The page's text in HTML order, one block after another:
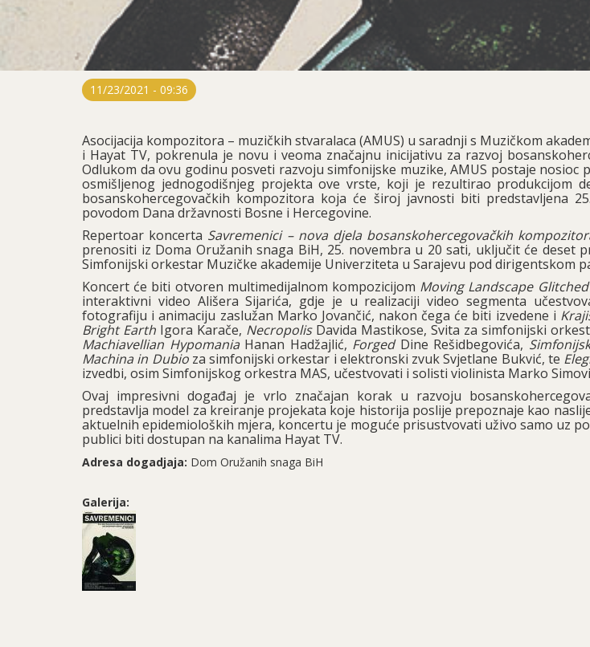
11/23/2021 - 09:36
Asocijacija kompozitora – muzičkih stvaralaca (AMUS) u saradnji s Muzičkom
i Hayat TV, pokrenula je novu i veoma značajnu inicijativu za razvoj
Odlukom da ovu godinu posveti razvoju simfonijske muzike, AMUS postaje
osmišljenog jednogodišnjeg projekta ove vrste, koji je rezultirao produkcijom
bosanskohercegovačkih kompozitora koja će široj javnosti biti predstavljena
povodom Dana državnosti Bosne i Hercegovine.
Repertoar koncerta Savremenici – nova djela bosanskohercegovačkih
prenositi iz Doma Oružanih snaga BiH, 25. novembra u 20 sati, uključit će deset
Simfonijski orkestar Muzičke akademije Univerziteta u Sarajevu pod dirigentskom
Koncert će biti otvoren multimedijalnom kompozicijom Moving Landscape Glitched
interaktivni video Ališera Sijarića, gdje je u realizaciji video segmenta
fotografiju i animaciju zaslužan Marko Jovančić, nakon čega će biti izvedene i
Bright Earth Igora Karače, Necropolis Davida Mastikose, Svita za simfonijski
Machiavellian Hypomania Hanan Hadžajlić, ForgedDine Rešidbegovića,
Machina in Dubioza simfonijski orkestar i elektronski zvuk Svjetlane Bukvić, te
izvedbi, osim Simfonijskog orkestra MAS, učestvovati i solisti violinista Marko
Ovaj impresivni događaj je vrlo značajan korak u razvoju
predstavlja model za kreiranje projekata koje historija poslije prepoznaje kao
aktuelnih epidemioloških mjera, koncertu je moguće prisustvovati uživo samo uz
publici biti dostupan na kanalima Hayat TV.
Adresa dogadjaja: Dom Oružanih snaga BiH
Galerija: